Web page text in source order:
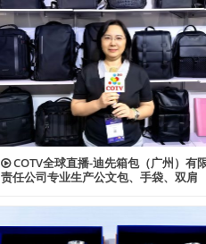
COTV全球直播-迪先箱包（广州）有
责任公司专业生产公文包、手袋、双肩
资料包等各种款式箱包产品，欢迎大家